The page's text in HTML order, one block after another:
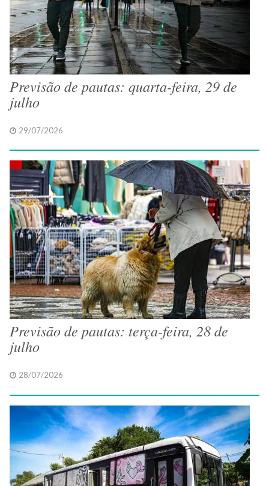
Previsão de pautas: quarta-feira, 29 de
julho
29/07/2026
Previsão de pautas: terça-feira, 28 de
julho
28/07/2026